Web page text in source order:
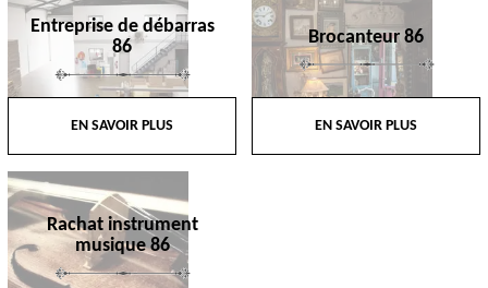
Entreprise de débarras
86
EN SAVOIR PLUS
Brocanteur 86
EN SAVOIR PLUS
Rachat instrument
musique 86